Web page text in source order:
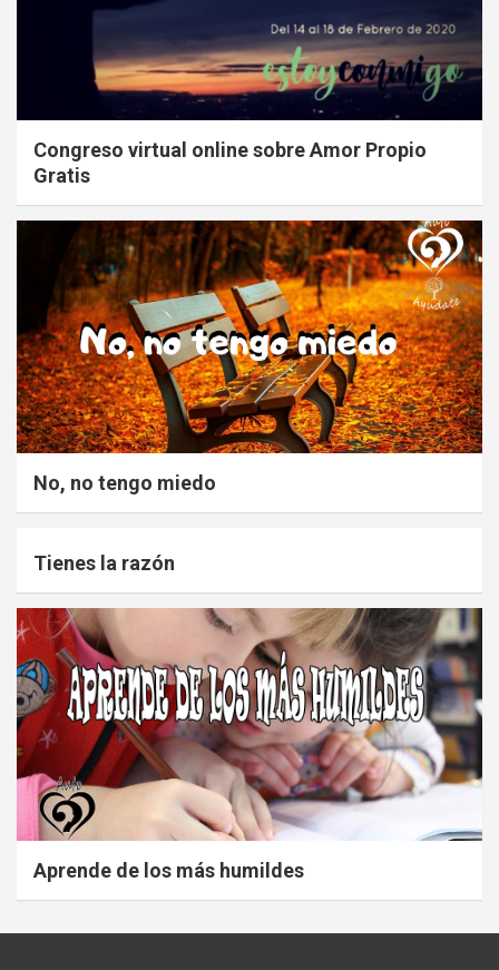
Congreso virtual online sobre Amor Propio
Gratis
No, no tengo miedo
Tienes la razón
Aprende de los más humildes